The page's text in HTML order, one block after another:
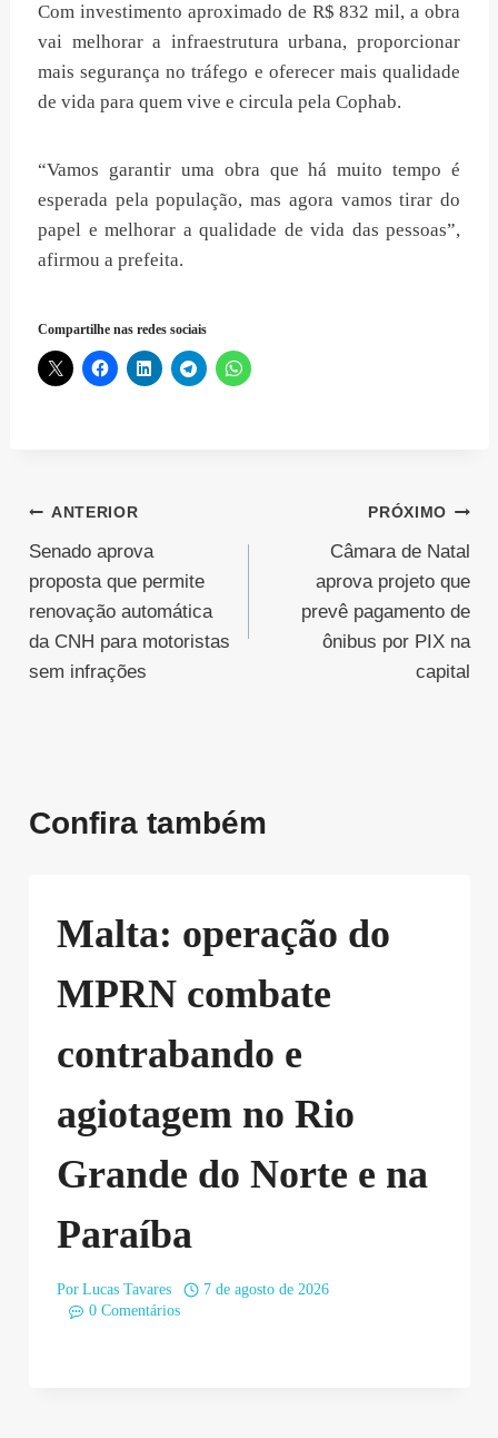
Com investimento aproximado de R$ 832 mil, a obra
vai melhorar a infraestrutura urbana, proporcionar
mais segurança no tráfego e oferecer mais qualidade
de vida para quem vive e circula pela Cophab.
“Vamos garantir uma obra que há muito tempo é
esperada pela população, mas agora vamos tirar do
papel e melhorar a qualidade de vida das pessoas”,
afirmou a prefeita.
Compartilhe nas redes sociais
Navegação
de
Post
ANTERIOR
Senado aprova
proposta que permite
renovação automática
da CNH para motoristas
sem infrações
PRÓXIMO
Câmara de Natal
aprova projeto que
prevê pagamento de
ônibus por PIX na
capital
Confira também
Malta: operação do
MPRN combate
contrabando e
agiotagem no Rio
Grande do Norte e na
Paraíba
Por Lucas Tavares
7 de agosto de 2026
0 Comentários